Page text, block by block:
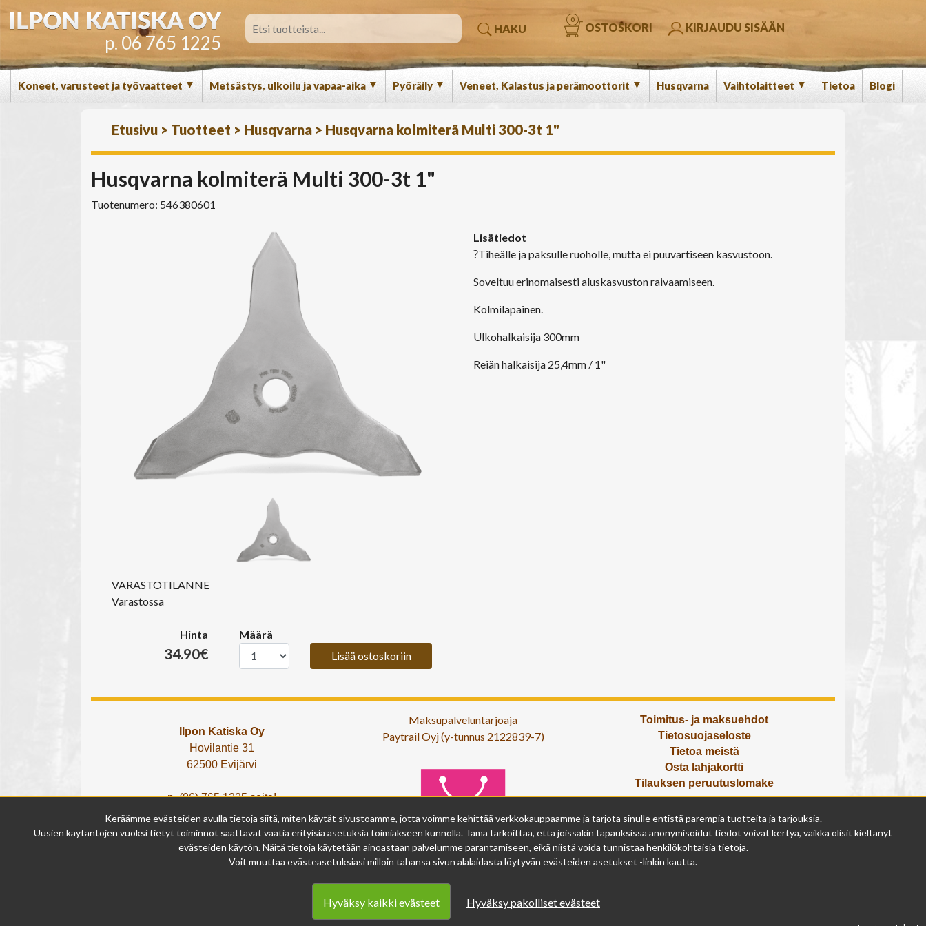
p. 06 765 1225
HAKU OSTOSKORI
0
KIRJAUDU SISÄÄN
Koneet, varusteet ja työvaatteet ▼ Metsästys, ulkoilu ja vapaa-aika ▼ Pyöräily ▼ Veneet, Kalastus ja perämoottorit ▼ Husqvarna Vaihtolaitteet ▼ Tietoa Blogi
Etusivu > Tuotteet > Husqvarna > Husqvarna kolmiterä Multi 300-3t 1"
Husqvarna kolmiterä Multi 300-3t 1"
Tuotenumero: 546380601
VARASTOTILANNE
Varastossa
Hinta
34.90€
Määrä
Lisää ostoskoriin
Lisätiedot
?Tiheälle ja paksulle ruoholle, mutta ei puuvartiseen kasvustoon.
Soveltuu erinomaisesti aluskasvuston raivaamiseen.
Kolmilapainen.
Ulkohalkaisija 300mm
Reiän halkaisija 25,4mm / 1"
Ilpon Katiska Oy
Hovilantie 31
62500 Evijärvi
p. (06) 765 1225 soita!
tai lähetä What's App viesti!
info@ilponkatiska.fi
y-tunnus: 2404114-9
Maksupalveluntarjoaja
Paytrail Oyj (y-tunnus 2122839-7)
Toimitus- ja maksuehdot
Tietosuojaseloste
Tietoa meistä
Osta lahjakortti
Tilauksen peruutuslomake
Olemme avoinna
ma - pe 9 - 17
la 9 - 14
su suljettu
Keräämme evästeiden avulla tietoja siitä, miten käytät sivustoamme, jotta voimme kehittää verkkokauppaamme ja tarjota sinulle entistä parempia tuotteita ja tarjouksia.
Uusien käytäntöjen vuoksi tietyt toiminnot saattavat vaatia erityisiä asetuksia toimiakseen kunnolla. Tämä tarkoittaa, että joissakin tapauksissa anonymisoidut tiedot voivat kertyä, vaikka olisit kieltänyt
evästeiden käytön. Näitä tietoja käytetään ainoastaan palvelumme parantamiseen, eikä niistä voida tunnistaa henkilökohtaisia tietoja.
Voit muuttaa evästeasetuksiasi milloin tahansa sivun alalaidasta löytyvän evästeiden asetukset -linkin kautta.
Hyväksy kaikki evästeet Hyväksy pakolliset evästeet